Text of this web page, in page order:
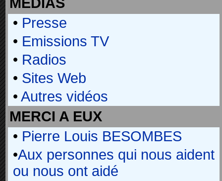
• Presse
• Emissions TV
• Radios
• Sites Web
• Autres vidéos
MERCI A EUX
• Pierre Louis BESOMBES
•Aux personnes qui nous aident
ou nous ont aidé